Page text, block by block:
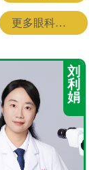
更多眼科专家
刘
利
娟